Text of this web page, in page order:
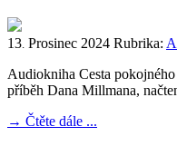
13. Prosinec 2024 Rubrika:
Audiokniha Cesta
příběh Dana Millmana,
→ Čtěte dále ...